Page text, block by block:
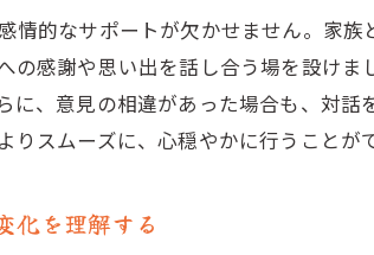
墓じまいを通
家族の歴史を
思い出を共有
感情の交差点
情的なサポートが欠かせません。家
の感謝や思い出を話し合う場を設け
に、意見の相違があった場合も、対
スムーズに、心穏やかに行うことが
化を理解する